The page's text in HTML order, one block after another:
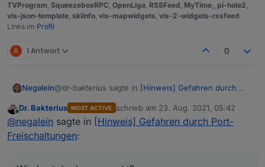
TVProgram, SqueezeboxRPC, OpenLiga, RSSFeed, MyTime,, pi-hole2,
vis-json-template, skiinfo, vis-mapwidgets, vis-2-widgets-rssfeed
Links im Profil
A 1 Antwort 0
Negalein@dr-bakterius sagte in [Hinweis] Gefahren durch
Ich habe unsere Androiden so eingerichtet,
automatisch aktiviert wird
Wie hast du das gemacht?
manchen Autom. Apps, aber nichts brauchbares
Online
Dr. Bakterius MOST ACTIVE schrieb am 23. Aug. 2021, 05:42
zuletzt editiert von
@negalein sagte in [Hinweis] Gefahren durch Port-
Freischaltungen: